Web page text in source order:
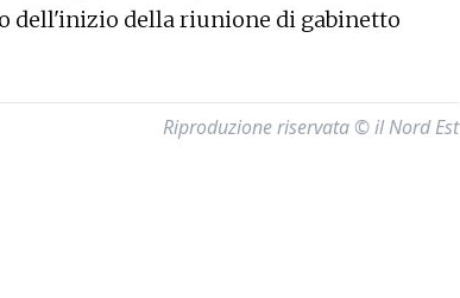
dell'inizio della riunione di gabinetto
Riproduzione riservata © il Nord Est